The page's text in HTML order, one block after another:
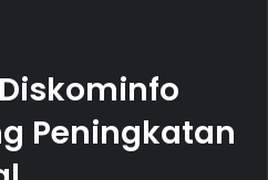
Peningkatan